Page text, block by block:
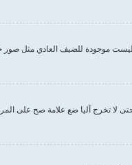
موجودة للضيف العادي مثل
آليا ضع علامة صح على